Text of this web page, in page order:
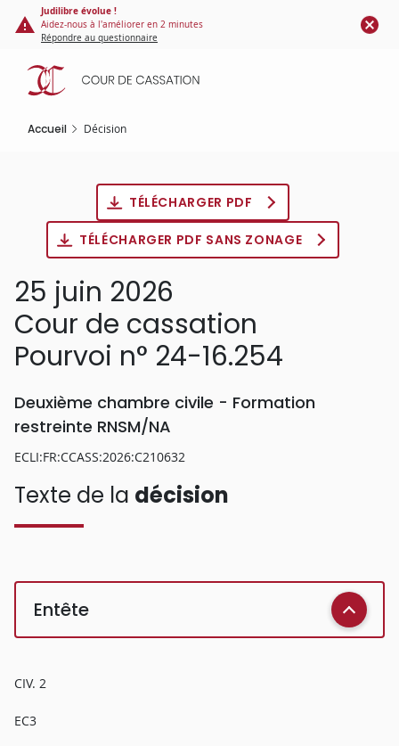
Panneau de gestion des cookies
contenu
principal
Judilibre évolue !
Aidez-nous à l'améliorer en 2 minutes
Répondre au questionnaire
Accueil Décision
TÉLÉCHARGER PDF
TÉLÉCHARGER PDF SANS ZONAGE
25 juin 2026
Cour de cassation
Pourvoi n° 24-16.254
Deuxième chambre civile - Formation
restreinte RNSM/NA
ECLI:FR:CCASS:2026:C210632
Texte de la décision
Entête
CIV. 2
EC3